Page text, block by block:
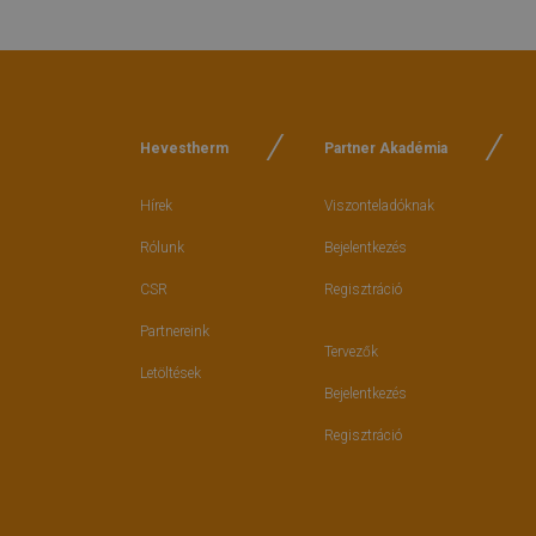
Hevestherm
Hírek
Rólunk
CSR
Partnereink
Letöltések
Partner Akadémia
Viszonteladóknak
Bejelentkezés
Regisztráció
Tervezők
Bejelentkezés
Regisztráció